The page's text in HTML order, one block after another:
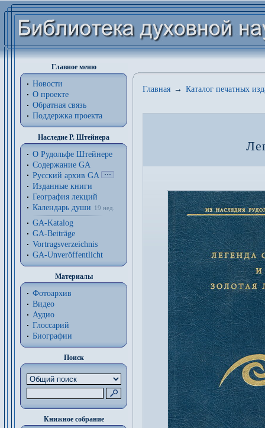
Главное меню
Новости
О проекте
Обратная связь
Поддержка проекта
Наследие Р. Штейнера
О Рудольфе Штейнере
Содержание GA
Русский архив GA
Изданные книги
География лекций
Календарь души
19 нед.
GA-Katalog
GA-Beiträge
Vortragsverzeichnis
GA-Unveröffentlicht
Материалы
Фотоархив
Видео
Аудио
Глоссарий
Биографии
Поиск
Книжное собрание
Главная → Каталог печатных